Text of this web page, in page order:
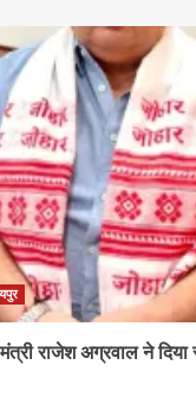
राजेश अग्रवाल ने दिया